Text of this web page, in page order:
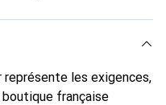
les exigences,
française